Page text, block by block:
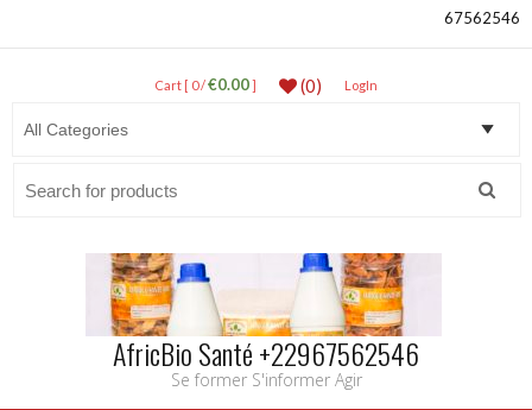
67562546
Cart [ 0 /€0.00] (0) LogIn
AfricBio Santé +22967562546
Se former S'informer Agir